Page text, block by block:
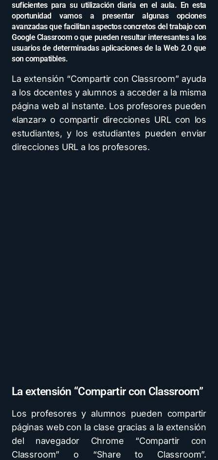
suficientes para su utilización diaria en el aula. En esta
oportunidad vamos a presentar algunas opciones
avanzadas que facilitan aspectos concretos del trabajo con
Google Classroom o que pueden resultar interesantes a los
usuarios de determinadas aplicaciones de la Web 2.0 que
son compatibles.
La extensión “Compartir con Classroom” ayuda
a los docentes y alumnos a acceder a la misma
página web al instante. Los profesores pueden
«lanzar» o compartir direcciones URL con los
estudiantes, y los estudiantes pueden enviar
direcciones URL a los profesores.
La extensión “Compartir con Classroom”
Los profesores y alumnos pueden compartir
páginas web con la clase gracias a la extensión
del navegador Chrome “Compartir con
Classroom” o “Share to Classroom”.